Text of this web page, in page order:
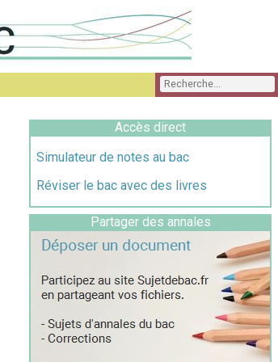
Accès direct
Simulateur de notes au bac
Réviser le bac avec des livres
Partager des annales